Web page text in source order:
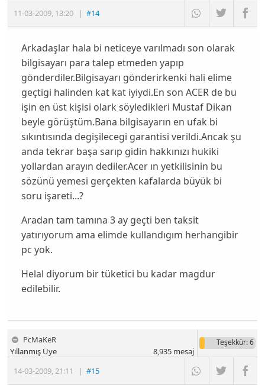
11-03-2009, 13:20 |#14
Arkadaşlar hala bi neticeye varılmadı son olarak
bilgisayarı para talep etmeden yapıp
gönderdiler.Bilgisayarı gönderirkenki hali elime
geçtigi halinden kat kat iyiydi.En son ACER de bu
işin en üst kişisi olark söyledikleri Mustaf Dikan
beyle görüştüm.Bana bilgisayarın en ufak bi
sıkıntısında degişilecegi garantisi verildi.Ancak şu
anda tekrar başa sarıp gidin hakkınızı hukiki
yollardan arayın dediler.Acer ın yetkilisinin bu
sözünü yemesi gerçekten kafalarda büyük bi
soru işareti...?
Aradan tam tamına 3 ay geçti ben taksit
yatırıyorum ama elimde kullandıgım herhangibir
pc yok.
Helal diyorum bir tüketici bu kadar magdur
edilebilir.
PcMaKeR
14-03-2009,21:11 |#15
Yıllanmış Üye
Teşekkür: 6
8,935mesaj